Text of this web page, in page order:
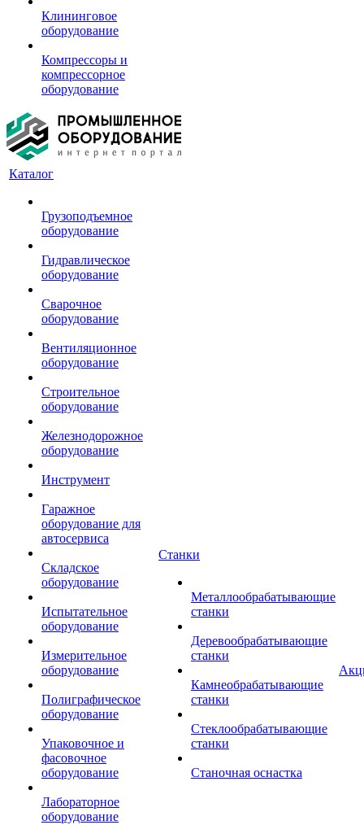
Клининговое
оборудование
Компрессоры и
компрессорное
оборудование
Каталог
Грузоподъемное
оборудование
Гидравлическое
оборудование
Сварочное
оборудование
Вентиляционное
оборудование
Строительное
оборудование
Железнодорожное
оборудование
Инструмент
Гаражное
оборудование для
автосервиса
Складское
оборудование
Испытательное
оборудование
Измерительное
оборудование
Полиграфическое
оборудование
Упаковочное и
фасовочное
оборудование
Лабораторное
оборудование
Станки
Металлообрабатывающие
станки
Деревообрабатывающие
станки
Камнеобрабатывающие
станки
Стеклообрабатывающие
станки
Станочная оснастка